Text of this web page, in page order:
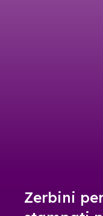
Zerbini